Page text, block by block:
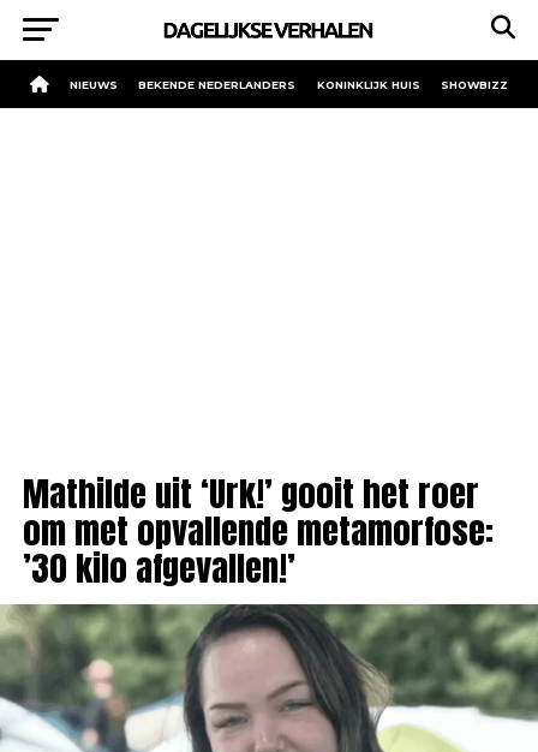
NIEUWS BEKENDE NEDERLANDERS KONINKLIJK HUIS SHOWBIZZ
Mathilde uit ‘Urk!’ gooit het roer
om met opvallende metamorfose:
’30 kilo afgevallen!’